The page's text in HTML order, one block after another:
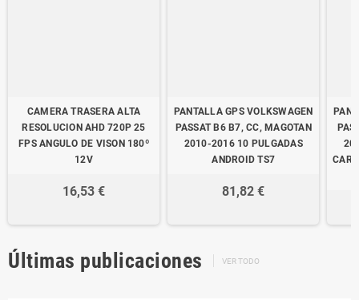
CAMERA TRASERA ALTA
RESOLUCION AHD 720P 25
FPS ANGULO DE VISON 180º
12V
16,53 €
PANTALLA GPS VOLKSWAGEN
PASSAT B6 B7, CC, MAGOTAN
2010-2016 10 PULGADAS
ANDROID TS7
81,82 €
Últimas publicaciones VER TODO